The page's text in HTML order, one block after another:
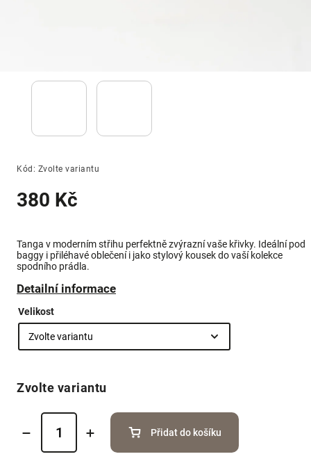
Kód: Zvolte variantu
380 Kč
Tanga v moderním střihu perfektně zvýrazní vaše křivky. Ideální pod
baggy i přiléhavé oblečení i jako stylový kousek do vaší kolekce
spodního prádla.
Detailní informace
Velikost
Zvolte variantu
Přidat do košíku